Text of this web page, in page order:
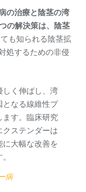
の治療と陰茎の湾
の解決策は、陰茎
も知られる陰茎拡
処するための非侵
しく伸ばし、湾
となる線維性プ
ます。臨床研究
クステンダーは
大幅な改善を
病